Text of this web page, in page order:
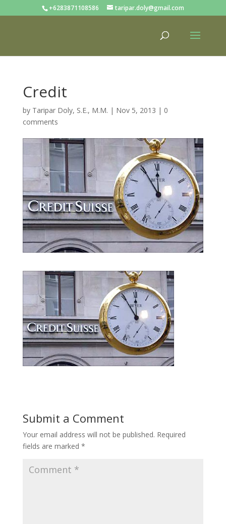
+6283871108586 taripar.doly@gmail.com
Credit
by Taripar Doly, S.E., M.M. | Nov 5, 2013 | 0
comments
Submit a Comment
Your email address will not be published. Required
fields are marked *